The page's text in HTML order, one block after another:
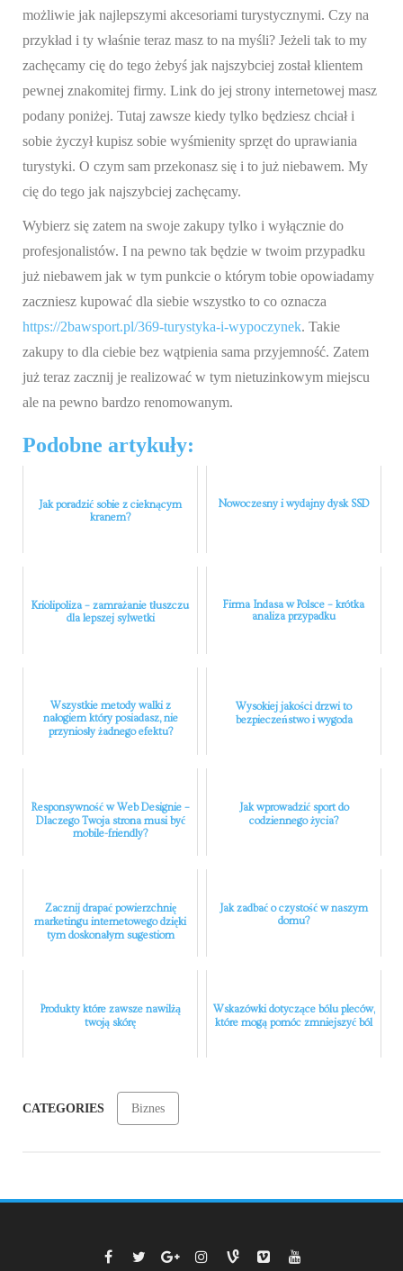
możliwie jak najlepszymi akcesoriami turystycznymi. Czy na
przykład i ty właśnie teraz masz to na myśli? Jeżeli tak to my
zachęcamy cię do tego żebyś jak najszybciej został klientem
pewnej znakomitej firmy. Link do jej strony internetowej masz
podany poniżej. Tutaj zawsze kiedy tylko będziesz chciał i
sobie życzył kupisz sobie wyśmienity sprzęt do uprawiania
turystyki. O czym sam przekonasz się i to już niebawem. My
cię do tego jak najszybciej zachęcamy.
Wybierz się zatem na swoje zakupy tylko i wyłącznie do
profesjonalistów. I na pewno tak będzie w twoim przypadku
już niebawem jak w tym punkcie o którym tobie opowiadamy
zaczniesz kupować dla siebie wszystko to co oznacza
https://2bawsport.pl/369-turystyka-i-wypoczynek. Takie
zakupy to dla ciebie bez wątpienia sama przyjemność. Zatem
już teraz zacznij je realizować w tym nietuzinkowym miejscu
ale na pewno bardzo renomowanym.
Podobne artykuły:
Jak poradzić sobie z cieknącym
kranem?
Nowoczesny i wydajny dysk SSD
Kriolipoliza – zamrażanie tłuszczu
dla lepszej sylwetki
Firma Indasa w Polsce – krótka
analiza przypadku
Wszystkie metody walki z
nałogiem który posiadasz, nie
przyniosły żadnego efektu?
Wysokiej jakości drzwi to
bezpieczeństwo i wygoda
Responsywność w Web Designie –
Dlaczego Twoja strona musi być
mobile-friendly?
Jak wprowadzić sport do
codziennego życia?
Zacznij drapać powierzchnię
marketingu internetowego dzięki
tym doskonałym sugestiom
Jak zadbać o czystość w naszym
domu?
Produkty które zawsze nawilżą
twoją skórę
Wskazówki dotyczące bólu pleców,
które mogą pomóc zmniejszyć ból
CATEGORIES Biznes